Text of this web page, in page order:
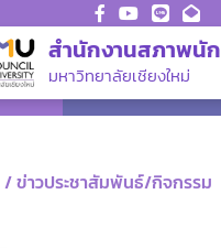
สำนักงานสภาพนั
มหาวิทยาลัยเชียงใหม่
/ ข่าวประชาสัมพันธ์/กิจกรรม